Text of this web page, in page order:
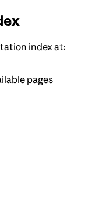
index at:
pages